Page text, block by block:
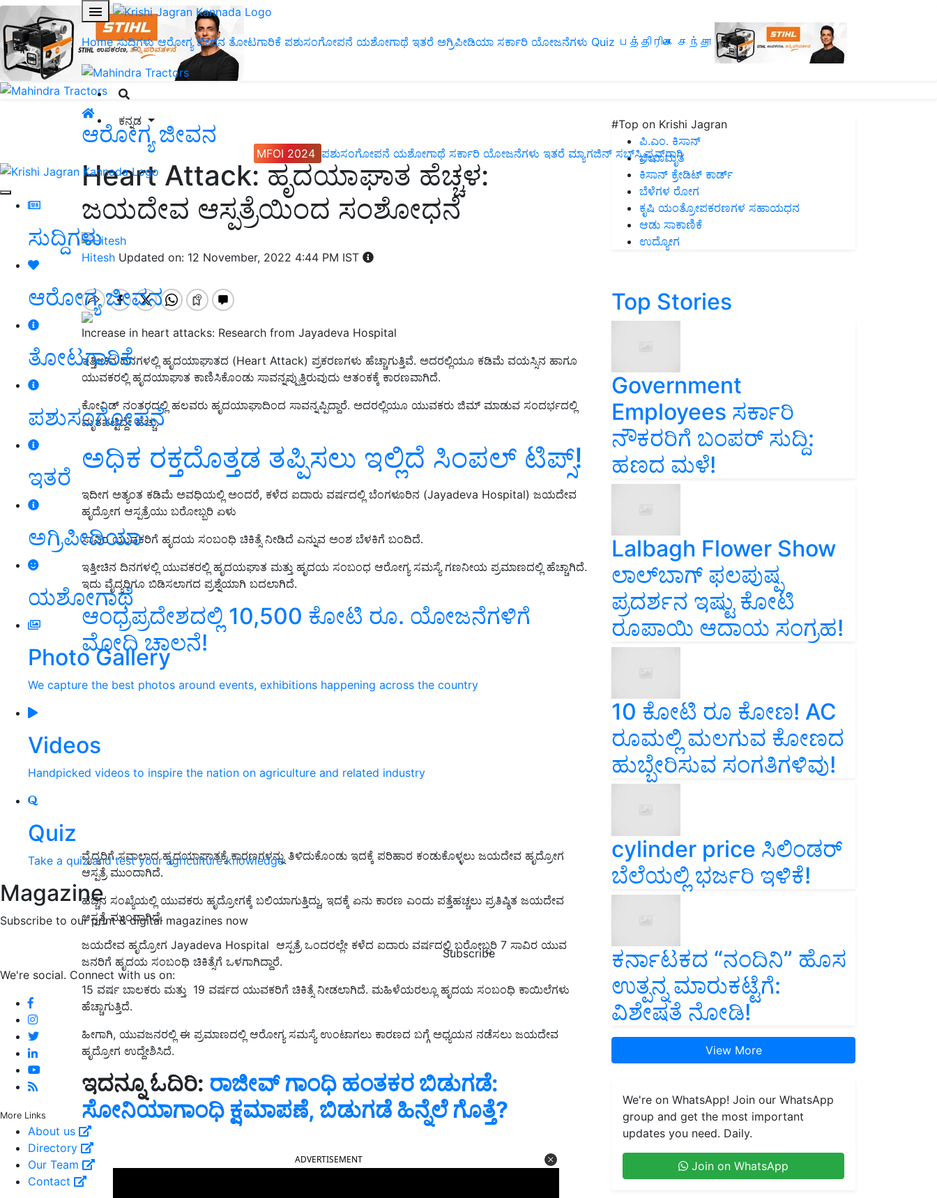
Home ಸುದ್ದಿಗಳು ಆರೋಗ್ಯ ಜೀವನ ತೋಟಗಾರಿಕೆ ಪಶುಸಂಗೋಪನೆ ಯಶೋಗಾಥೆ ಇತರೆ ಅಗ್ರಿಪೀಡಿಯಾ ಸರ್ಕಾರಿ ಯೋಜನೆಗಳು Quiz பத்திரிகை சந்தா
ಕನ್ನಡ
MFOI 2024 ಪಶುಸಂಗೋಪನೆ ಯಶೋಗಾಥೆ ಸರ್ಕಾರಿ ಯೋಜನೆಗಳು ಇತರೆ ಮ್ಯಾಗಜಿನ್‌ ಸಬ್‌ಸ್ಕ್ರಿಪ್ಷನ್‌ಗಾಗಿ
ಸುದ್ದಿಗಳು
ಆರೋಗ್ಯ ಜೀವನ
ತೋಟಗಾರಿಕೆ
ಪಶುಸಂಗೋಪನೆ
ಇತರೆ
ಅಗ್ರಿಪೀಡಿಯಾ
ಯಶೋಗಾಥೆ
Photo Gallery
We capture the best photos around events, exhibitions happening across the country
Videos
Handpicked videos to inspire the nation on agriculture and related industry
Quiz
Take a quiz and test your agriculture knowledge
Magazine
Subscribe to our print & digital magazines now
Subscribe
We're social. Connect with us on:
More Links
About us
Directory
Our Team
Contact
ಆರೋಗ್ಯ ಜೀವನ
Heart Attack: ಹೃದಯಾಘಾತ ಹೆಚ್ಚಳ:
ಜಯದೇವ ಆಸ್ಪತ್ರೆಯಿಂದ ಸಂಶೋಧನೆ
Hitesh Updated on: 12 November, 2022 4:44 PM IST
Increase in heart attacks: Research from Jayadeva Hospital
ಇತ್ತೀಚಿನ ದಿನಗಳಲ್ಲಿ ಹೃದಯಾಘಾತದ (Heart Attack) ಪ್ರಕರಣಗಳು ಹೆಚ್ಚಾಗುತ್ತಿವೆ. ಅದರಲ್ಲಿಯೂ ಕಡಿಮೆ ವಯಸ್ಸಿನ ಹಾಗೂ
ಯುವಕರಲ್ಲಿ ಹೃದಯಾಘಾತ ಕಾಣಿಸಿಕೊಂಡು ಸಾವನ್ನಪ್ಪುತ್ತಿರುವುದು ಆತಂಕಕ್ಕೆ ಕಾರಣವಾಗಿದೆ.
ಕೋವಿಡ್‌ ನಂತರದಲ್ಲಿ ಹಲವರು ಹೃದಯಾಘಾದಿಂದ ಸಾವನ್ನಪ್ಪಿದ್ದಾರೆ. ಅದರಲ್ಲಿಯೂ ಯುವಕರು ಜಿಮ್‌ ಮಾಡುವ ಸಂದರ್ಭದಲ್ಲಿ
ಮೃತಪಟ್ಟಿದ್ದೇ ಹೆಚ್ಚು.
ಅಧಿಕ ರಕ್ತದೊತ್ತಡ ತಪ್ಪಿಸಲು ಇಲ್ಲಿದೆ ಸಿಂಪಲ್‌ ಟಿಪ್ಸ್‌!
ಇದೀಗ ಅತ್ಯಂತ ಕಡಿಮೆ ಅವಧಿಯಲ್ಲಿ ಅಂದರೆ, ಕಳೆದ ಐದಾರು ವರ್ಷದಲ್ಲಿ ಬೆಂಗಳೂರಿನ (Jayadeva Hospital) ಜಯದೇವ
ಹೃದ್ರೋಗ ಆಸ್ಪತ್ರೆಯು ಬರೋಬ್ಬರಿ ಏಳು
ಸಾವಿರ ಯುವಕರಿಗೆ ಹೃದಯ ಸಂಬಂಧಿ ಚಿಕಿತ್ಸೆ ನೀಡಿದೆ ಎನ್ನುವ ಅಂಶ ಬೆಳಕಿಗೆ ಬಂದಿದೆ.
ಇತ್ತೀಚಿನ ದಿನಗಳಲ್ಲಿ ಯುವಕರಲ್ಲಿ ಹೃದಯಘಾತ ಮತ್ತು ಹೃದಯ ಸಂಬಂಧ ಆರೋಗ್ಯ ಸಮಸ್ಯೆ ಗಣನೀಯ ಪ್ರಮಾಣದಲ್ಲಿ ಹೆಚ್ಚಾಗಿದೆ.
ಇದು ವೈದ್ಯರಿಗೂ ಬಿಡಿಸಲಾಗದ ಪ್ರಶ್ನೆಯಾಗಿ ಬದಲಾಗಿದೆ.
ಆಂಧ್ರಪ್ರದೇಶದಲ್ಲಿ 10,500 ಕೋಟಿ ರೂ. ಯೋಜನೆಗಳಿಗೆ
ಮೋದಿ ಚಾಲನೆ!
ವೈದ್ಯರಿಗೆ ಸವಾಲಾದ ಹೃದಯಾಘಾತಕ್ಕೆ ಕಾರಣಗಳನ್ನು ತಿಳಿದುಕೊಂಡು ಇದಕ್ಕೆ ಪರಿಹಾರ ಕಂಡುಕೊಳ್ಳಲು ಜಯದೇವ ಹೃದ್ರೋಗ
ಆಸ್ಪತ್ರೆ ಮುಂದಾಗಿದೆ.
ಹೆಚ್ಚಿನ ಸಂಖ್ಯೆಯಲ್ಲಿ ಯುವಕರು ಹೃದ್ರೋಗಕ್ಕೆ ಬಲಿಯಾಗುತ್ತಿದ್ದು, ಇದಕ್ಕೆ ಏನು ಕಾರಣ ಎಂದು ಪತ್ತೆಹಚ್ಚಲು ಪ್ರತಿಷ್ಠಿತ ಜಯದೇವ
ಆಸ್ಪತ್ರೆ ಮುಂದಾಗಿದೆ.
ಜಯದೇವ ಹೃದ್ರೋಗ Jayadeva Hospital ಆಸ್ಪತ್ರೆ ಒಂದರಲ್ಲೇ ಕಳೆದ ಐದಾರು ವರ್ಷದಲ್ಲಿ ಬರೋಬ್ಬರಿ 7 ಸಾವಿರ ಯುವ
ಜನರಿಗೆ ಹೃದಯ ಸಂಬಂಧಿ ಚಿಕಿತ್ಸೆಗೆ ಒಳಗಾಗಿದ್ದಾರೆ.
15 ವರ್ಷ ಬಾಲಕರು ಮತ್ತು 19 ವರ್ಷದ ಯುವಕರಿಗೆ ಚಿಕಿತ್ಸೆ ನೀಡಲಾಗಿದೆ. ಮಹಿಳೆಯರಲ್ಲೂ ಹೃದಯ ಸಂಬಂಧಿ ಕಾಯಿಲೆಗಳು
ಹೆಚ್ಚಾಗುತ್ತಿದೆ.
ಹೀಗಾಗಿ, ಯುವಜನರಲ್ಲಿ ಈ ಪ್ರಮಾಣದಲ್ಲಿ ಆರೋಗ್ಯ ಸಮಸ್ಯೆ ಉಂಟಾಗಲು ಕಾರಣದ ಬಗ್ಗೆ ಅಧ್ಯಯನ ನಡೆಸಲು ಜಯದೇವ
ಹೃದ್ರೋಗ ಉದ್ದೇಶಿಸಿದೆ.
ಇದನ್ನೂ ಓದಿರಿ: ರಾಜೀವ್‌ ಗಾಂಧಿ ಹಂತಕರ ಬಿಡುಗಡೆ:
ಸೋನಿಯಾಗಾಂಧಿ ಕ್ಷಮಾಪಣೆ, ಬಿಡುಗಡೆ ಹಿನ್ನೆಲೆ ಗೊತ್ತೆ?
#Top on Krishi Jagran
ಪಿ.ಎಂ. ಕಿಸಾನ್
ಜೀವಾಮೃತ
ಕಿಸಾನ್ ಕ್ರೇಡಿಟ್ ಕಾರ್ಡ್
ಬೆಳೆಗಳ ರೋಗ
ಕೃಷಿ ಯಂತ್ರೋಪಕರಣಗಳ ಸಹಾಯಧನ
ಆಡು ಸಾಕಾಣಿಕೆ
ಉದ್ಯೋಗ
Top Stories
Government
Employees ಸರ್ಕಾರಿ
ನೌಕರರಿಗೆ ಬಂಪರ್‌ ಸುದ್ದಿ:
ಹಣದ ಮಳೆ!
Lalbagh Flower Show
ಲಾಲ್‌ಬಾಗ್ ಫಲಪುಷ್ಪ
ಪ್ರದರ್ಶನ ಇಷ್ಟು ಕೋಟಿ
ರೂಪಾಯಿ ಆದಾಯ ಸಂಗ್ರಹ!
10 ಕೋಟಿ ರೂ ಕೋಣ! AC
ರೂಮಲ್ಲಿ ಮಲಗುವ ಕೋಣದ
ಹುಬ್ಬೇರಿಸುವ ಸಂಗತಿಗಳಿವು!
cylinder price ಸಿಲಿಂಡರ್‌
ಬೆಲೆಯಲ್ಲಿ ಭರ್ಜರಿ ಇಳಿಕೆ!
ಕರ್ನಾಟಕದ “ನಂದಿನಿ” ಹೊಸ
ಉತ್ಪನ್ನ ಮಾರುಕಟ್ಟೆಗೆ:
ವಿಶೇಷತೆ ನೋಡಿ!
View More
We're on WhatsApp! Join our WhatsApp
group and get the most important
updates you need. Daily.
Join on WhatsApp